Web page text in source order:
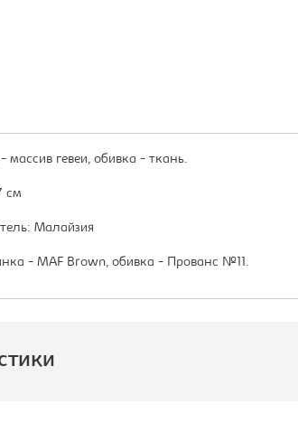
массив гевеи, обивка - ткань.
см
Малайзия
- MAF Brown, обивка - Прованс №11.